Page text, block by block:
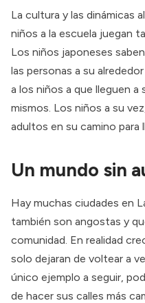
La cultura y las dinámicas
niños a la escuela juegan
Los niños japoneses
las personas a su
a los niños a que lleguen
mismos. Los niños a su
adultos en su camino para
Un mundo sin
Hay muchas ciudades en
también son angostas y
comunidad. En realidad
solo dejaran de voltear a
único ejemplo a seguir,
de hacer sus calles más